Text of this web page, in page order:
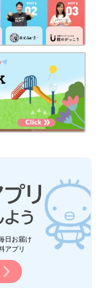
日お届け
アプリ